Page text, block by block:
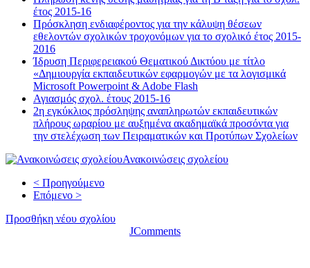
έτος 2015-16
Πρόσκληση ενδιαφέροντος για την κάλυψη θέσεων
εθελοντών σχολικών τροχονόμων για το σχολικό έτος 2015-
2016
Ίδρυση Περιφερειακού Θεματικού Δικτύου με τίτλο
«Δημιουργία εκπαιδευτικών εφαρμογών με τα λογισμικά
Microsoft Powerpoint & Adobe Flash
Αγιασμός σχολ. έτους 2015-16
2η εγκύκλιος πρόσληψης αναπληρωτών εκπαιδευτικών
πλήρους ωραρίου με αυξημένα ακαδημαϊκά προσόντα για
την στελέχωση των Πειραματικών και Προτύπων Σχολείων
Ανακοινώσεις σχολείου
< Προηγούμενο
Επόμενο >
Προσθήκη νέου σχολίου
JComments